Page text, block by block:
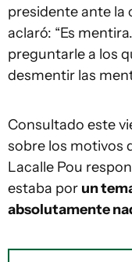
presidente ante la
aclaró: “Es
preguntarle a los
desmentir las
Consultado este
sobre los motivos
Lacalle Pou
estaba por un
absolutamente